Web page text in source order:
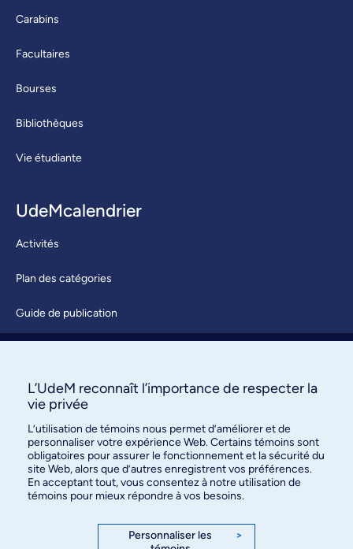
Carabins
Facultaires
Bourses
Bibliothèques
Vie étudiante
UdeMcalendrier
Activités
Plan des catégories
Guide de publication
À propos / Nous joindre
des relations publiques
L’UdeM reconnaît l’importance de respecter la
vie privée
L’utilisation de témoins nous permet d’améliorer et de
personnaliser votre expérience Web. Certains témoins sont
obligatoires pour assurer le fonctionnement et la sécurité du
site Web, alors que d’autres enregistrent vos préférences.
En acceptant tout, vous consentez à notre utilisation de
témoins pour mieux répondre à vos besoins.
Personnaliser les
>